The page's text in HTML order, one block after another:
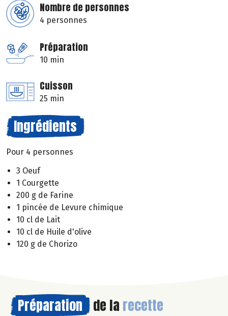
Nombre de personnes
4 personnes
Préparation
10 min
Cuisson
25 min
Ingrédients
Pour 4 personnes
3 Oeuf
1 Courgette
200 g de Farine
1 pincée de Levure chimique
10 cl de Lait
10 cl de Huile d'olive
120 g de Chorizo
Préparation de la recette